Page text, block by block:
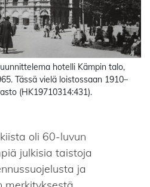
hotelli Kämpin talo,
Tässä vielä loistossaan 1910–
(HK19710314:431).
oli 60-luvun
julkisia taistoja
ja